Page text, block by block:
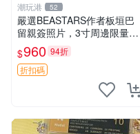
潮玩港 52
嚴選BEASTARS作者板垣巴
留親簽照片，3寸周邊限量收
藏 BEASTARS 作者 經典 細
節收藏
$960 94折
折扣碼